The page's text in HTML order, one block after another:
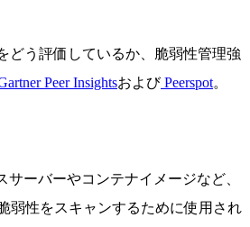
どう評価しているか、脆弱性管理強
Peer InsightsおよびPeerspot。
サーバーやコンテナイメージなど、
弱性をスキャンするために使用され